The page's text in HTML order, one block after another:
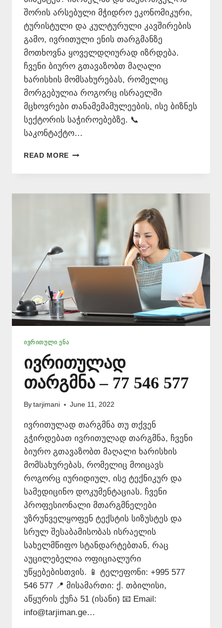
შორის არსებული მჭიდრო ეკონომიკური,
ტურისტული და კულტურული კავშირების
გამო, ივრითული ენის თარგმანზე
მოთხოვნა ყოველდღიურად იზრდება.
ჩვენი ბიურო გთავაზობთ მაღალი
ხარისხის მომსახურებას, რომელიც
მორგებულია როგორც ისრაელში
მცხოვრები თანამემამულეების, ისე ბიზნეს
სექტორის საჭიროებებზე. 📞
საკონტაქტო…
READ MORE ᲘᲕᲠᲘᲗᲣᲚᲐᲓ
–
546
ᲘᲕᲠᲘᲗᲣᲚᲘ ᲔᲜᲐ
ივრითულად
თარგმნა – 77 546 577
By tarjimani June 11, 2022
ივრითულად თარგმნა თუ თქვენ
გჭირდებათ ივრითულად თარგმნა, ჩვენი
ბიურო გთავაზობთ მაღალი ხარისხის
მომსახურებას, რომელიც მოიცავს
როგორც იურიდიულ, ისე ტექნიკურ და
სამედიცინო დოკუმენტაციას. ჩვენი
პროფესიონალი მთარგმნელები
უზრუნველყოფენ ტექსტის სიზუსტეს და
სრულ შესაბამისობას ისრაელის
სახელმწიფო სტანდარტებთან, რაც
აუცილებელია ოფიციალური
უწყებებისთვის. 📱 ტელეფონი: +995 577
546 577 📍 მისამართი: ქ. თბილისი,
აწყურის ქუჩა 51 (ისანი) 📧 Email:
info@tarjiman.ge…